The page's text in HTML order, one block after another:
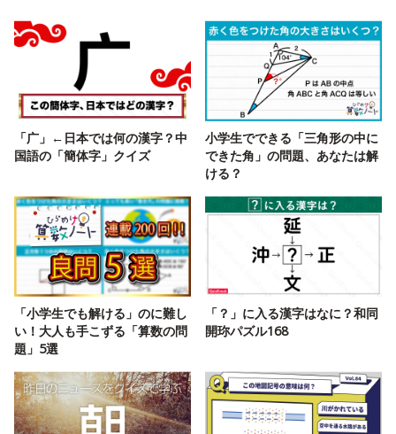
「广」←日本では何の漢字？中
国語の「簡体字」クイズ
小学生でできる「三角形の中に
できた角」の問題、あなたは解
ける？
「小学生でも解ける」のに難し
い！大人も手こずる「算数の問
題」5選
「？」に入る漢字はなに？和同
開珎パズル168